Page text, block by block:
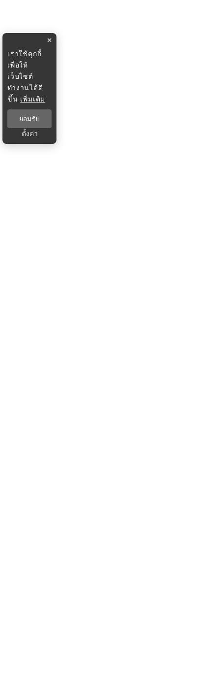
×
เราใช้คุกกี้
เพื่อให้
เว็บไซต์
ทำงานได้ดี
ขึ้น เพิ่มเติม
ยอมรับ
ตั้งค่า